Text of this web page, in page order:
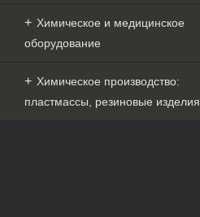
Химическое и медицинское
оборудование
Химическое производство:
пластмассы, резиновые изделия